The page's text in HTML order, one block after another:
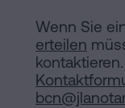
Wenn Sie
erteilen